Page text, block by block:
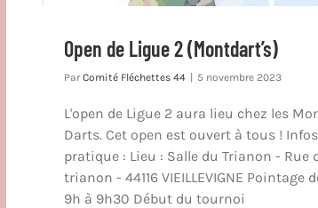
Open de Ligue 2 (Montdart’s)
ParComité Fléchettes 44 5 novembre 2023
L'open de Ligue 2 aura lieu chez les
Darts. Cet open est ouvert à tous ! Infos
pratique : Lieu : Salle du Trianon - Rue
trianon - 44116 VIEILLEVIGNE Pointage
9h à 9h30 Début du tournoi